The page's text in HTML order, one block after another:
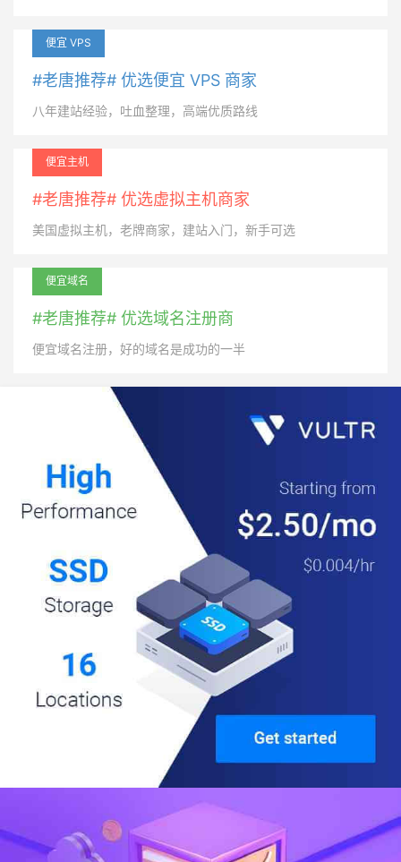
便宜 VPS
#老唐推荐# 优选便宜 VPS 商家
八年建站经验，吐血整理，高端优质路线
便宜主机
#老唐推荐# 优选虚拟主机商家
美国虚拟主机，老牌商家，建站入门，新手可选
便宜域名
#老唐推荐# 优选域名注册商
便宜域名注册，好的域名是成功的一半